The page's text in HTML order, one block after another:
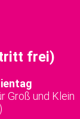
frei)
Groß und Klein